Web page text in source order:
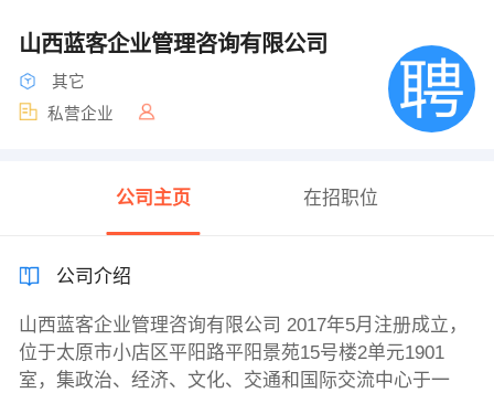
山西蓝客企业管理咨询有限公司
其它
私营企业
公司主页 在招职位
公司介绍
山西蓝客企业管理咨询有限公司 2017年5月注册成立，
位于太原市小店区平阳路平阳景苑15号楼2单元1901
室，集政治、经济、文化、交通和国际交流中心于一